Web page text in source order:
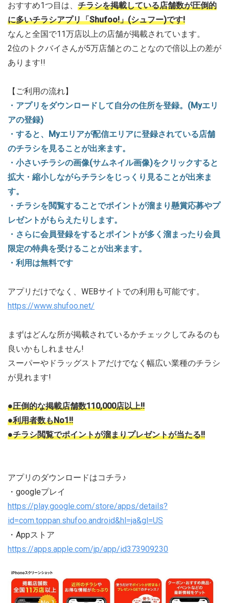
おすすめ1つ目は、 チラシを掲載している店舗数が圧倒的
に多いチラシアプリ「Shufoo!」(シュフー)です!
なんと全国で11万店以上の店舗が掲載されています。
2位のトクバイさんが5万店舗とのことなので倍以上の差が
あります!!
【ご利用の流れ】
・アプリをダウンロードして自分の住所を登録。(Myエリ
アの登録)
・すると、Myエリアが配信エリアに登録されている店舗
のチラシを見ることが出来ます。
・小さいチラシの画像(サムネイル画像)をクリックすると
拡大・縮小しながらチラシをじっくり見ることが出来ま
す。
・チラシを閲覧することでポイントが溜まり懸賞応募やプ
レゼントがもらえたりします。
・さらに会員登録をするとポイントが多く溜まったり会員
限定の特典を受けることが出来ます。
・利用は無料です
アプリだけでなく、WEBサイトでの利用も可能です。
https://www.shufoo.net/
まずはどんな所が掲載されているかチェックしてみるのも
良いかもしれません!
スーパーやドラッグストアだけでなく幅広い業種のチラシ
が見れます!
●圧倒的な掲載店舗数110,000店以上!!
●利用者数もNo1!!
●チラシ閲覧でポイントが溜まりプレゼントが当たる!!
アプリのダウンロードはコチラ♪
・googleプレイ
https://play.google.com/store/apps/details?
id=com.toppan.shufoo.android&hl=ja&gl=US
・Appストア
https://apps.apple.com/jp/app/id373909230